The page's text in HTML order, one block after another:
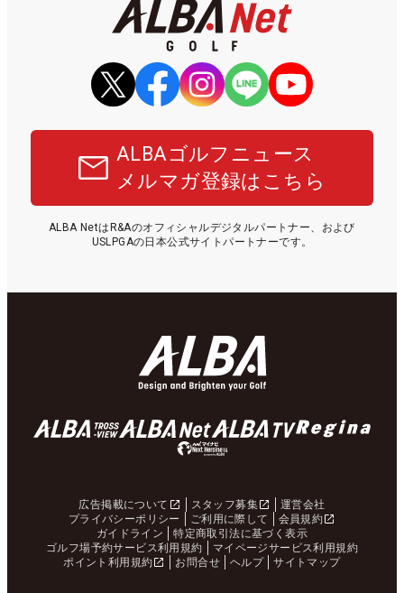
ALBAゴルフニュース
メルマガ登録はこちら
ALBA NetはR&Aのオフィシャルデジタルパートナー、および
USLPGAの日本公式サイトパートナーです。
広告掲載について スタッフ募集
運営会社
プライバシーポリシー
ご利用に際して
会員規約
ガイドライン
特定商取引法に基づく表示
ゴルフ場予約サービス利用規約
マイページサービス利用規約
ポイント利用規約
お問合せ ヘルプ サイトマップ